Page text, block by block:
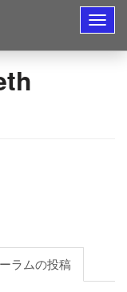
ナ
ビ
ゲ
ラムの投稿